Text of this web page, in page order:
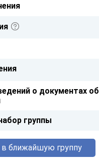
о документах об
группы
в ближайшую группу